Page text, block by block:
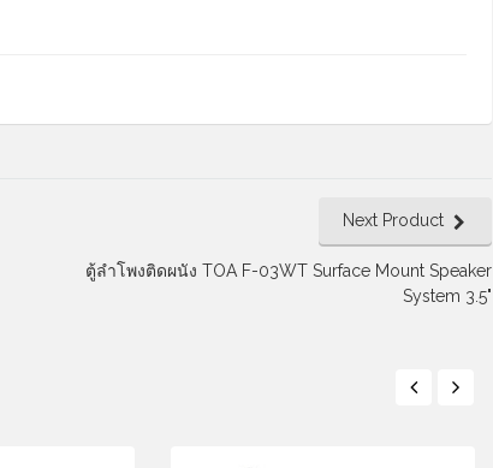
Next Product
ตู้ลำโพงติดผนัง TOA F-03WT Surface Mount Speaker
System 3.5"